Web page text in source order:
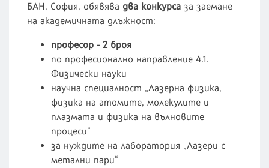
БАН, София, обявява два конкурса за заемане
на академичната длъжност:
професор - 2 броя
по професионално направление 4.1.
Физически науки
научна специалност „Лазерна физика,
физика на атомите, молекулите и
плазмата и физика на вълновите
процеси“
за нуждите на лаборатория „Лазери с
метални пари“